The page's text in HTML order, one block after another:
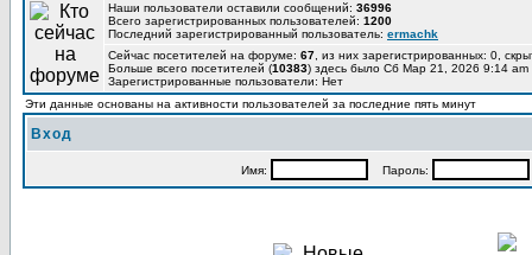
Наши пользователи оставили сообщений: 36996
Всего зарегистрированных пользователей: 1200
Последний зарегистрированный пользователь: ermachk
Сейчас посетителей на форуме: 67 , из них зарегистрированных: 0,
Больше всего посетителей (10383) здесь было Сб Мар 21, 2026 9:14 am
Зарегистрированные пользователи: Нет
Эти данные основаны на активности пользователей за последние пять минут
Вход
Имя: Пароль: